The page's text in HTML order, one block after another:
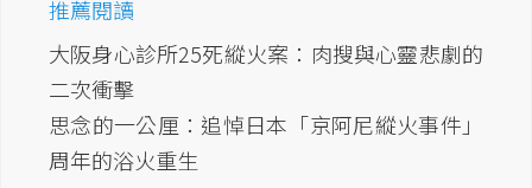
推薦閱讀
大阪身心診所25死縱火案：肉搜與心靈悲劇的
二次衝擊
思念的一公厘：追悼日本「京阿尼縱火事件」
周年的浴火重生